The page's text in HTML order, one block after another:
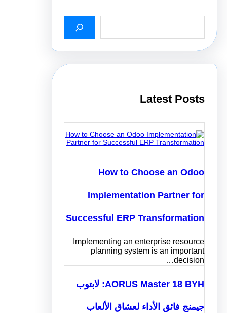
a
Latest Posts
How to Choose an Odoo
Implementation Partner for
Successful ERP Transformation
Implementing an enterprise resource
planning system is an important
decision…
AORUS Master 18 BYH: لابتوب
جيمنج فائق الأداء لعشاق الألعاب